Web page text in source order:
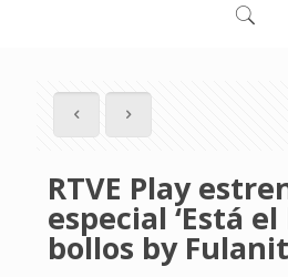
RTVE Play
especial ‘Está
bollos by